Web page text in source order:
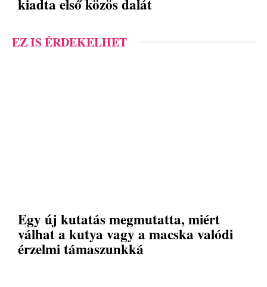
EZ IS ÉRDEKELHET
Egy új kutatás megmutatta, miért
válhat a kutya vagy a macska valódi
érzelmi támaszunkká